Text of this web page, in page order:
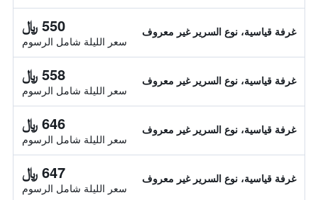
غرفة قياسية، نوع السرير غير معروف 550 ﷼
سعر الليلة شامل الرسوم
غرفة قياسية، نوع السرير غير معروف 558 ﷼
سعر الليلة شامل الرسوم
غرفة قياسية، نوع السرير غير معروف 646 ﷼
سعر الليلة شامل الرسوم
غرفة قياسية، نوع السرير غير معروف 647 ﷼
سعر الليلة شامل الرسوم